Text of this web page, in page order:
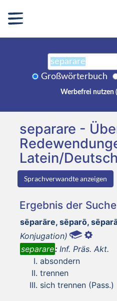
Großwörterbuch
Werbefrei nutzen
separare -
Latein/Deutsch
Sprachverwandte anzeigen
Ergebnis der
sēparāre, sēparō,
Konjugation)
separare: Inf. Präs. Akt.
absondern
trennen
sich trennen (Pass.)